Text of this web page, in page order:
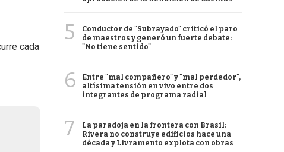
cada
5
Conductor de "Subrayado" criticó el paro
de maestros y generó un fuerte debate:
"No tiene sentido"
6
Entre "mal compañero" y "mal perdedor",
altísima tensión en vivo entre dos
integrantes de programa radial
7
La paradoja en la frontera con Brasil:
Rivera no construye edificios hace una
década y Livramento explota con obras